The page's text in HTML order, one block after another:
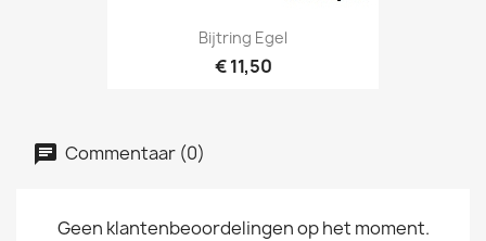
Bijtring Egel
€ 11,50
Commentaar (0)
Geen klantenbeoordelingen op het moment.